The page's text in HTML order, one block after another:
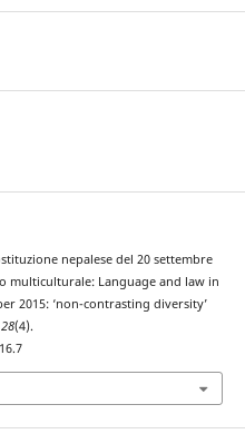
nepalese del 20 settembre
multiculturale: Language and law in
2015: ‘non-contrasting diversity’
28(4).